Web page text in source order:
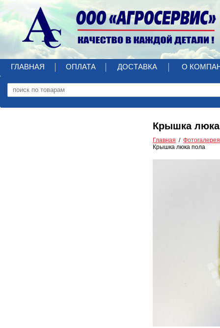
ГЛАВНАЯ ОПЛАТА ДОСТАВКА О
Крышка
Главная
Фотогалерея
Крышка люка пола